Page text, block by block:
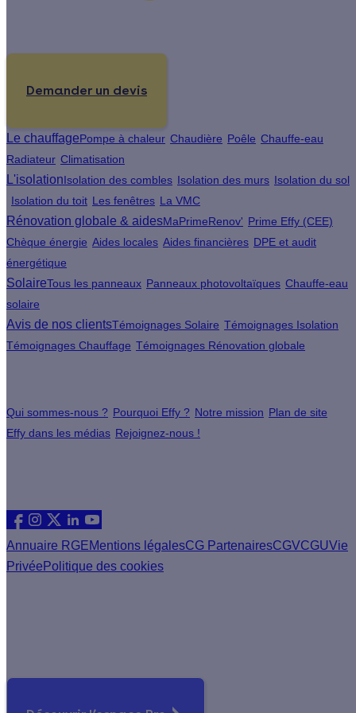
Demander un devis
Le chauffagePompe à chaleur Chaudière Poêle Chauffe-eau
Radiateur Climatisation
L'isolationIsolation des combles Isolation des murs Isolation du sol
Isolation du toit Les fenêtres La VMC
Rénovation globale & aidesMaPrimeRenov' Prime Effy (CEE)
Chèque énergie Aides locales Aides financières DPE et audit
énergétique
SolaireTous les panneaux Panneaux photovoltaïques Chauffe-eau
solaire
Avis de nos clientsTémoignages Solaire Témoignages Isolation
Témoignages Chauffage Témoignages Rénovation globale
Qui sommes-nous ? Pourquoi Effy ? Notre mission Plan de site
Effy dans les médias Rejoignez-nous !
Annuaire RGEMentions légalesCG PartenairesCGVCGUVie
Privée Politique des cookies